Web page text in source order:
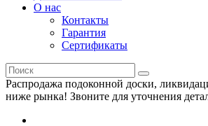
О нас
Контакты
Гарантия
Сертификаты
Распродажа подоконной доски,
ниже рынка! Звоните для уточнения